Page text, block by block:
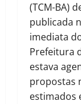
(TCM-BA)
publicada
imediata
Prefeitura
estava
propostas
estimados